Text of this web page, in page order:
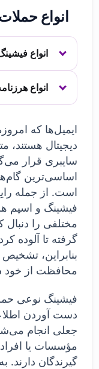
انواع
انواع
انواع
ایمیل‌ها که
دیجیتال هستند،
سایبری قرار
اساسی‌ترین
است. از جمله
فیشینگ و اسپم
مختلفی را
گرفته تا آلوده
بنابراین،
محافظت از خود
فیشینگ نوعی
دست آوردن
جعلی انجام
مؤسسات یا
گیرندگان دارند.